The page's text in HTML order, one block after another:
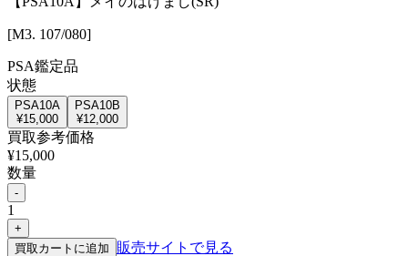
[M3. 107/080]
PSA鑑定品
状態
PSA10A
¥15,000
PSA10B
¥12,000
買取参考価格
¥15,000
数量
-
1
+
買取カートに追加
販売サイトで見る